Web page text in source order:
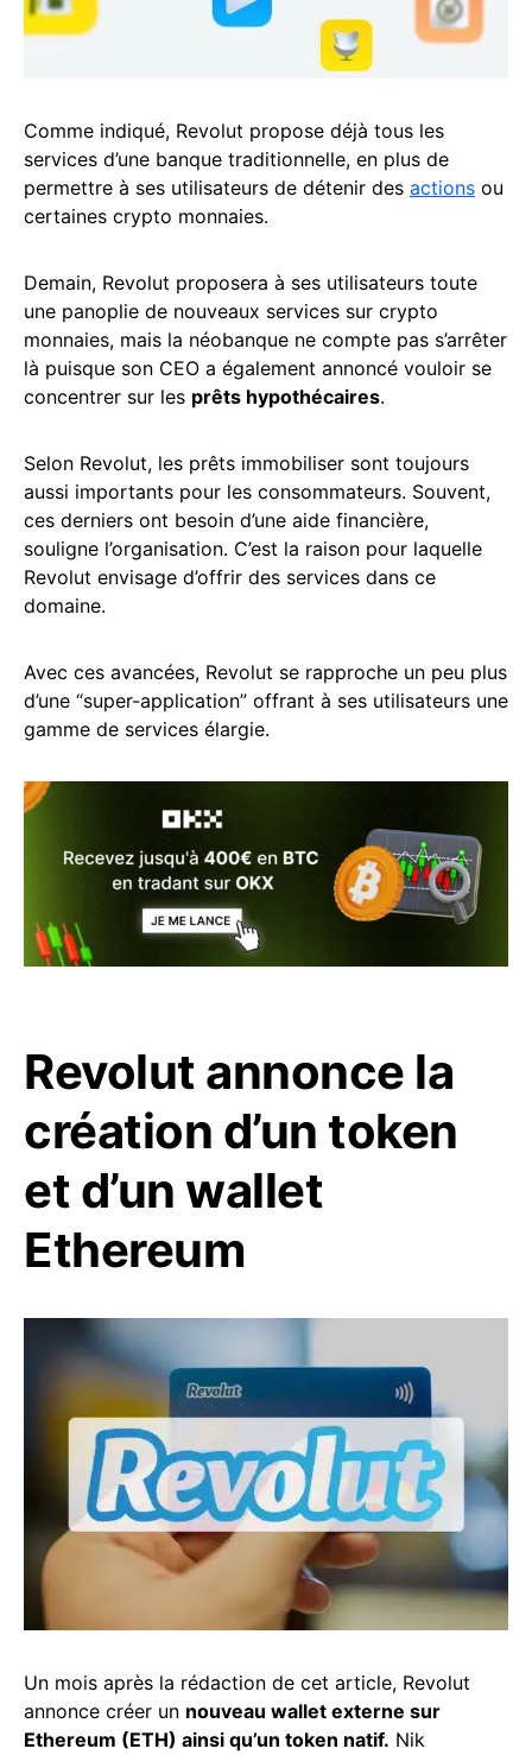
Comme indiqué, Revolut propose déjà tous les
services d’une banque traditionnelle, en plus de
permettre à ses utilisateurs de détenir des actions ou
certaines crypto monnaies.
Demain, Revolut proposera à ses utilisateurs toute
une panoplie de nouveaux services sur crypto
monnaies, mais la néobanque ne compte pas s’arrêter
là puisque son CEO a également annoncé vouloir se
concentrer sur les prêts hypothécaires.
Selon Revolut, les prêts immobiliser sont toujours
aussi importants pour les consommateurs. Souvent,
ces derniers ont besoin d’une aide financière,
souligne l’organisation. C’est la raison pour laquelle
Revolut envisage d’offrir des services dans ce
domaine.
Avec ces avancées, Revolut se rapproche un peu plus
d’une “super-application” offrant à ses utilisateurs une
gamme de services élargie.
Revolut annonce la
création d’un token
et d’un wallet
Ethereum
Un mois après la rédaction de cet article, Revolut
annonce créer un nouveau wallet externe sur
Ethereum (ETH) ainsi qu’un token natif. Nik